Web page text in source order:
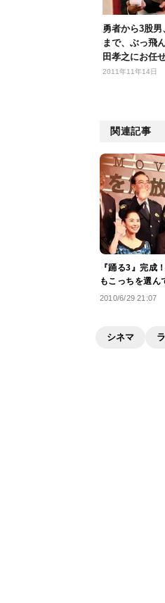
勇者から3股
まで、ぶっ飛
田孝之にお任
2011年11年14日
関連記事
『踊る3』完成
もこっちを選ん
2010/6/29 21:07
シネマ